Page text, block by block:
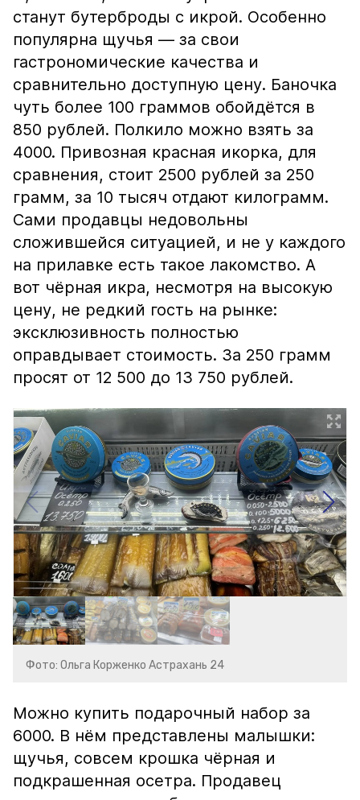
станут бутерброды с икрой. Особенно
популярна щучья — за свои
гастрономические качества и
сравнительно доступную цену. Баночка
чуть более 100 граммов обойдётся в
850 рублей. Полкило можно взять за
4000. Привозная красная икорка, для
сравнения, стоит 2500 рублей за 250
грамм, за 10 тысяч отдают килограмм.
Сами продавцы недовольны
сложившейся ситуацией, и не у каждого
на прилавке есть такое лакомство. А
вот чёрная икра, несмотря на высокую
цену, не редкий гость на рынке:
эксклюзивность полностью
оправдывает стоимость. За 250 грамм
просят от 12 500 до 13 750 рублей.
Фото: Ольга Корженко Астрахань 24
Можно купить подарочный набор за
6000. В нём представлены малышки:
щучья, совсем крошка чёрная и
подкрашенная осетра. Продавец